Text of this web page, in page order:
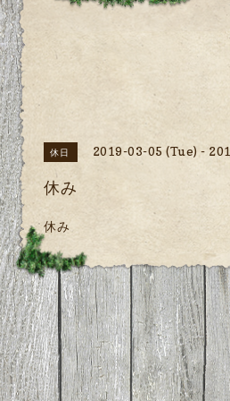
休日 2019-03-05 (Tue) -
休み
休み